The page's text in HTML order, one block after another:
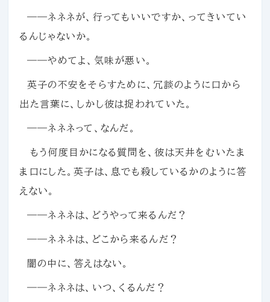
――ネネネが、行ってもいいですか、ってきいてい
るんじゃないか。
――やめてよ、気味が悪い。
英子の不安をそらすために、冗談のように口から
出た言葉に、しかし彼は捉われていた。
――ネネネって、なんだ。
もう何度目かになる質問を、彼は天井をむいたま
ま口にした。英子は、息でも殺しているかのように答
えない。
――ネネネは、どうやって来るんだ？
――ネネネは、どこから来るんだ？
闇の中に、答えはない。
――ネネネは、いつ、くるんだ？